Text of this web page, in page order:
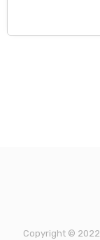
Copyright © 2022